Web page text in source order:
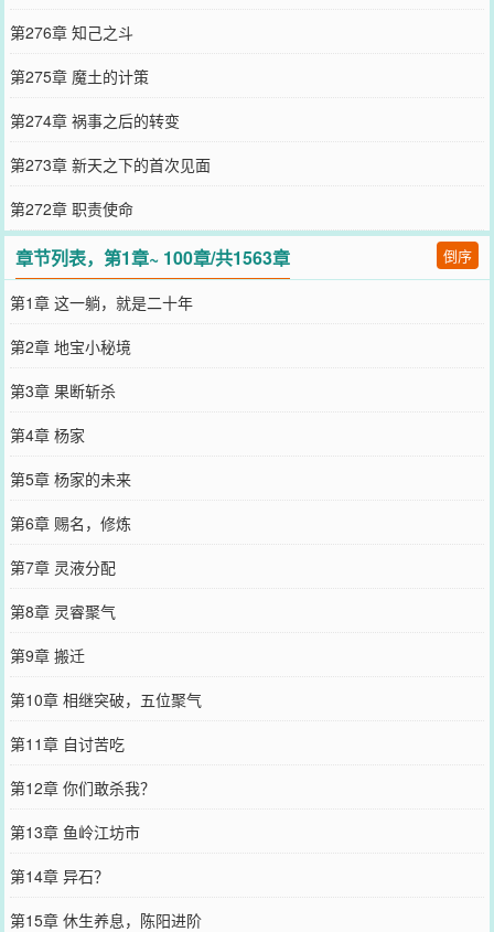
第276章 知己之斗
第275章 魔土的计策
第274章 祸事之后的转变
第273章 新天之下的首次见面
第272章 职责使命
章节列表，第1章~ 100章/共1563章 倒序
第1章 这一躺，就是二十年
第2章 地宝小秘境
第3章 果断斩杀
第4章 杨家
第5章 杨家的未来
第6章 赐名，修炼
第7章 灵液分配
第8章 灵睿聚气
第9章 搬迁
第10章 相继突破，五位聚气
第11章 自讨苦吃
第12章 你们敢杀我？
第13章 鱼岭江坊市
第14章 异石？
第15章 休生养息，陈阳进阶